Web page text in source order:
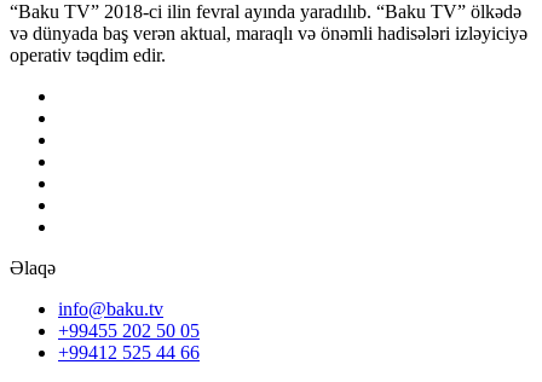
“Baku TV” 2018-ci ilin fevral ayında yaradılıb. “Baku TV” ölkədə
və dünyada baş verən aktual, maraqlı və önəmli hadisələri izləyiciyə
operativ təqdim edir.
Əlaqə
info@baku.tv
+99455 202 50 05
+99412 525 44 66